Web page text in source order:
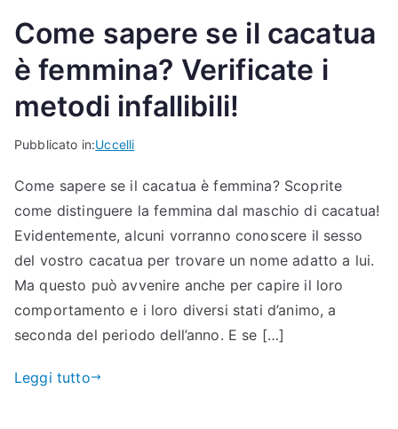
Come sapere se il cacatua
è femmina? Verificate i
metodi infallibili!
Pubblicato in:Uccelli
Come sapere se il cacatua è femmina? Scoprite
come distinguere la femmina dal maschio di cacatua!
Evidentemente, alcuni vorranno conoscere il sesso
del vostro cacatua per trovare un nome adatto a lui.
Ma questo può avvenire anche per capire il loro
comportamento e i loro diversi stati d’animo, a
seconda del periodo dell’anno. E se […]
Leggi tutto